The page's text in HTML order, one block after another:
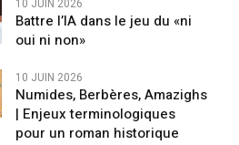
10 JUIN 2026
Battre l’IA dans le jeu du «ni
oui ni non»
10 JUIN 2026
Numides, Berbères, Amazighs
| Enjeux terminologiques
pour un roman historique